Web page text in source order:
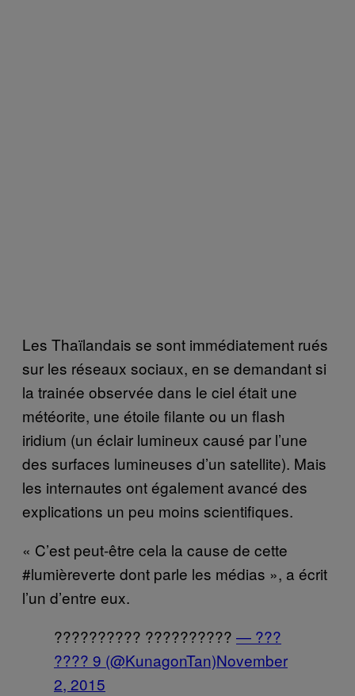
Les Thaïlandais se sont immédiatement rués
sur les réseaux sociaux, en se demandant si
la trainée observée dans le ciel était une
météorite, une étoile filante ou un flash
iridium (un éclair lumineux causé par l’une
des surfaces lumineuses d’un satellite). Mais
les internautes ont également avancé des
explications un peu moins scientifiques.
« C’est peut-être cela la cause de cette
#lumièreverte dont parle les médias », a écrit
l’un d’entre eux.
?????????? ?????????? — ???
???? 9 (@KunagonTan)November
2, 2015